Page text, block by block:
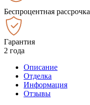
Беспроцентная рассрочка
Гарантия
2 года
Описание
Отделка
Информация
Отзывы